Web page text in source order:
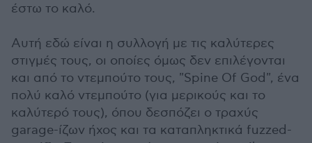
έστω το καλό.
Αυτή εδώ είναι η συλλογή με τις καλύτερες
στιγμές τους, οι οποίες όμως δεν επιλέγονται
και από το ντεμπούτο τους, "Spine Of God", ένα
πολύ καλό ντεμπούτο (για μερικούς και το
καλύτερό τους), όπου δεσπόζει ο τραχύς
garage-ίζων ήχος και τα καταπληκτικά fuzzed-